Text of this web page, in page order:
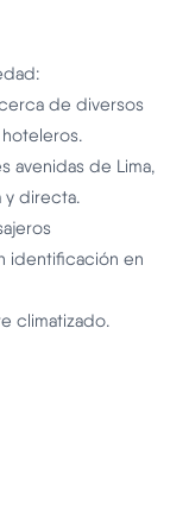
de diversos
avenidas de Lima,
y directa.
identificación en
climatizado.